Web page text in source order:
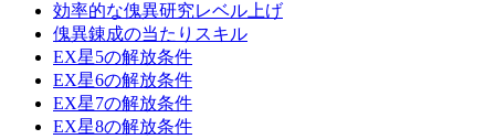
効率的な傀異研究レベル上げ
傀異錬成の当たりスキル
EX星5の解放条件
EX星6の解放条件
EX星7の解放条件
EX星8の解放条件